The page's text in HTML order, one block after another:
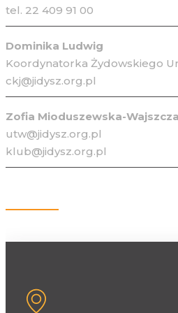
tel. 22 409 91 00
Dominika Ludwig
Koordynatorka Żydowskiego
ckj@jidysz.org.pl
Zofia Mioduszewska-
utw@jidysz.org.pl
klub@jidysz.org.pl